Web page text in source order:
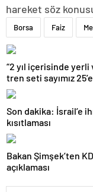
hareket söz
Borsa Faiz
“2 yıl içerisinde yerli
tren seti sayımız 25’e
ulaşacak”
Son dakika: İsrail’e
kısıtlaması
Bakan Şimşek’ten
açıklaması